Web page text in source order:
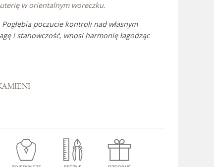
w orientalnym woreczku.
poczucie kontroli nad własnym
i stanowczość, wnosi harmonię łagodząc